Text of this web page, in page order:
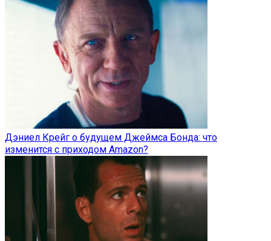
Дэниел Крейг о будущем Джеймса Бонда: что
изменится с приходом Amazon?